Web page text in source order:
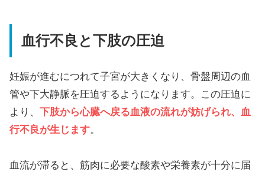
血行不良と下肢の圧迫
妊娠が進むにつれて子宮が大きくなり、骨盤周辺の血
管や下大静脈を圧迫するようになります。この圧迫に
より、 下肢から心臓へ戻る血液の流れが妨げられ、血
行不良が生じます。
血流が滞ると、筋肉に必要な酸素や栄養素が十分に届